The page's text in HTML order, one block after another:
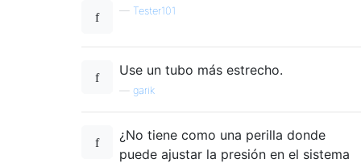
— Tester101
Use un tubo más estrecho.
garik
¿No tiene como una perilla donde
puede ajustar la presión en el sistema